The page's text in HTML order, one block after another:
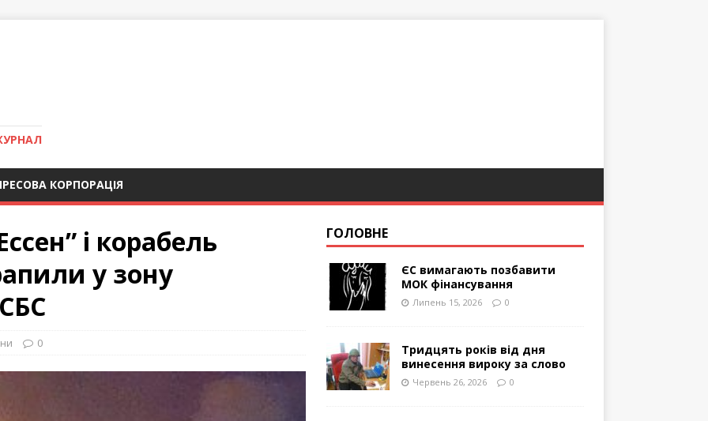
КОРПОРАЦІЯ
і корабель
у зону
0
ГОЛОВНЕ
ЄС вимагають позбавити
МОК фінансування
Липень 15, 2026 0
Тридцять років від дня
винесення вироку за слово
Червень 26, 2026 0